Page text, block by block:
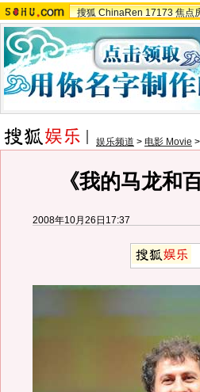
搜狐 ChinaRen 17173 焦点
娱乐频道 > 电影 Movie >
《我的马龙和
2008年10月26日17:37